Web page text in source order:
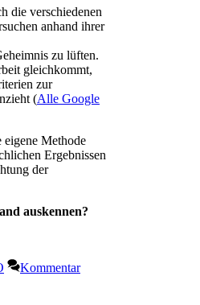
die verschiedenen
anhand ihrer
zu lüften.
gleichkommt,
zur
(Alle Google
eigene Methode
Ergebnissen
der
auskennen?
Kommentar